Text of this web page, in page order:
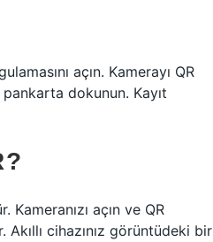
açın. Kamerayı QR
dokunun. Kayıt
açın ve QR
cihazınız görüntüdeki bir